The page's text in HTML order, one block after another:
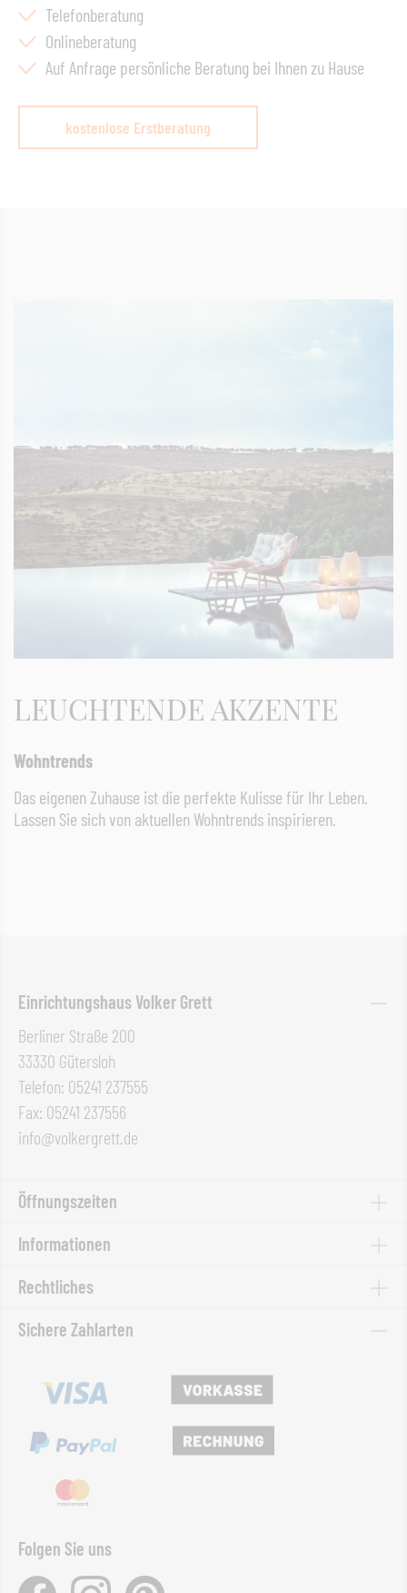
Telefonberatung
Onlineberatung
Auf Anfrage persönliche Beratung bei Ihnen zu Hause
kostenlose Erstberatung
LEUCHTENDE AKZENTE
Wohntrends
Das eigenen Zuhause ist die perfekte Kulisse für Ihr Leben.
Lassen Sie sich von aktuellen Wohntrends inspirieren.
Einrichtungshaus Volker Grett
Berliner Straße 200
33330 Gütersloh
Telefon: 05241 237555
Fax: 05241 237556
info@volkergrett.de
Öffnungszeiten
Informationen
Rechtliches
Sichere Zahlarten
Folgen Sie uns